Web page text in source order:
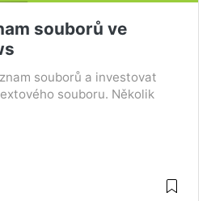
souborů ve
souborů a investovat
souboru. Několik